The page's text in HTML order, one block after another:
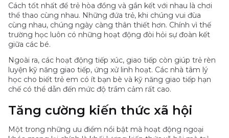
Cách tốt nhất để trẻ hòa đồng và gắn kết với nhau là chơi
thể thao cùng nhau. Những đứa trẻ, khi chúng vui đùa
cùng nhau, chúng ngày càng thân thiết hơn. Chính vì thế
trường học luôn có những hoạt động đòi hỏi sự đoàn kết
giữa các bé.
Ngoài ra, các hoạt động tiếp xúc, giao tiếp còn giúp trẻ rèn
luyện kỹ năng giao tiếp, ứng xử linh hoạt. Các nhà tâm lý
học cho biết trẻ em có ít bạn bè và kỹ năng giao tiếp hạn
chế có thể dẫn đến mức độ trầm cảm rất cao.
Tăng cường kiến thức xã hội
Một trong những ưu điểm nổi bật mà hoạt động ngoại